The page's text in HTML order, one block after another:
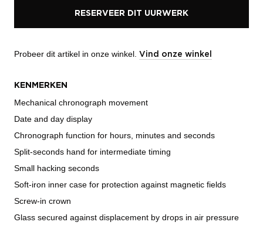
RESERVEER DIT UURWERK
Probeer dit artikel in onze winkel. Vind onze winkel
KENMERKEN
Mechanical chronograph movement
Date and day display
Chronograph function for hours, minutes and seconds
Split-seconds hand for intermediate timing
Small hacking seconds
Soft-iron inner case for protection against magnetic fields
Screw-in crown
Glass secured against displacement by drops in air pressure